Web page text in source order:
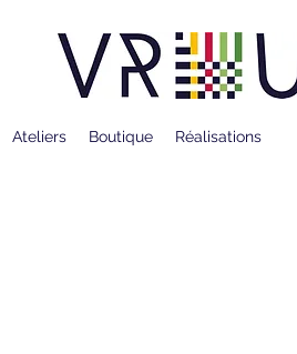
Ateliers Boutique Réalisations